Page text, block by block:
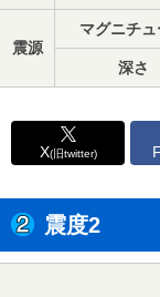
震源
マグニチュ
深さ
X(旧twitter)
震度2